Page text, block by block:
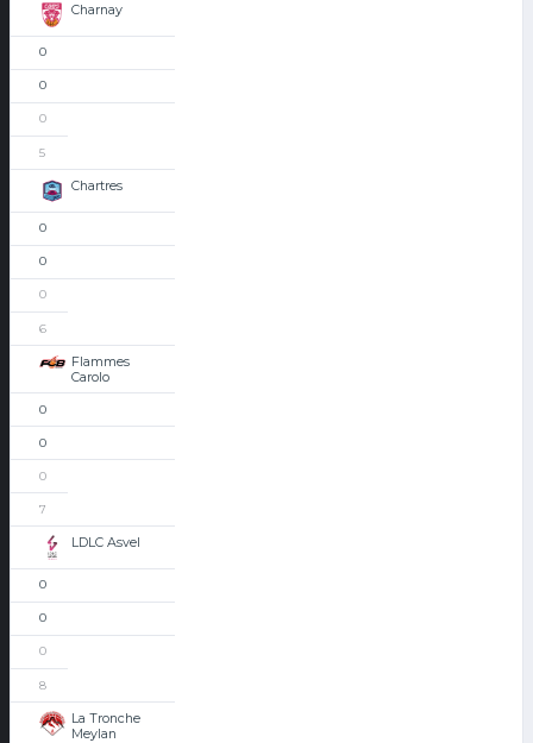
Charnay
0
0
0
5
Chartres
0
0
0
6
Flammes
Carolo
0
0
0
7
LDLC Asvel
0
0
0
8
La Tronche
Meylan